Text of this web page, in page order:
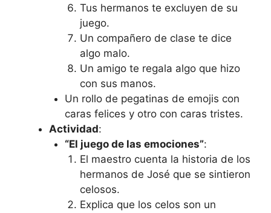
Tus hermanos te excluyen de su
juego.
Un compañero de clase te dice
algo malo.
Un amigo te regala algo que hizo
con sus manos.
Un rollo de pegatinas de emojis con
caras felices y otro con caras tristes.
Actividad:
“El juego de las emociones”:
El maestro cuenta la historia de los
hermanos de José que se sintieron
celosos.
Explica que los celos son un